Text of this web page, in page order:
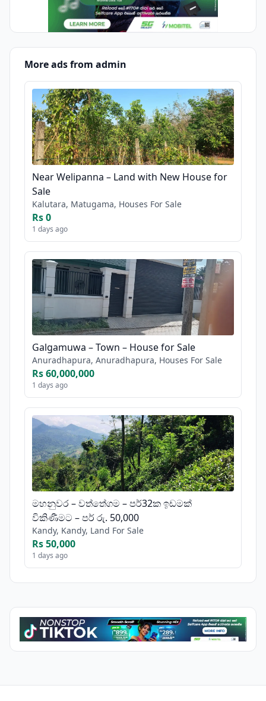
More ads from admin
Near Welipanna – Land with New House for
Sale
Kalutara, Matugama, Houses For Sale
Rs 0
1 days ago
Galgamuwa – Town – House for Sale
Anuradhapura, Anuradhapura, Houses For Sale
Rs 60,000,000
1 days ago
මහනුවර – වත්තේගම – පර්32ක ඉඩමක්
විකිණීමට – පර් රු. 50,000
Kandy, Kandy, Land For Sale
Rs 50,000
1 days ago